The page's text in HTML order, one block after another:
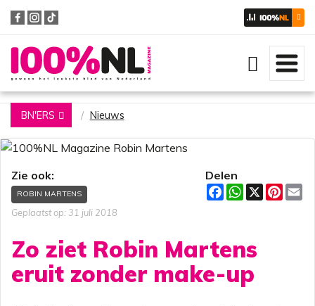
Zoeken
BN'ERS Nieuws
Zie ook:
ROBIN MARTENS
Geplaatst op: 31 juli 2018
Delen
F
a
o
o
k
W
h
A
p
p
X
P
Zo ziet Robin Martens
eruit zonder make-up